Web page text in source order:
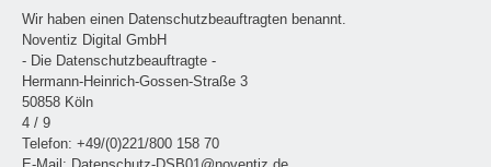
Wir haben einen Datenschutzbeauftragten benannt.
Noventiz Digital GmbH
- Die Datenschutzbeauftragte -
Hermann-Heinrich-Gossen-Straße 3
50858 Köln
4 / 9
Telefon: +49/(0)221/800 158 70